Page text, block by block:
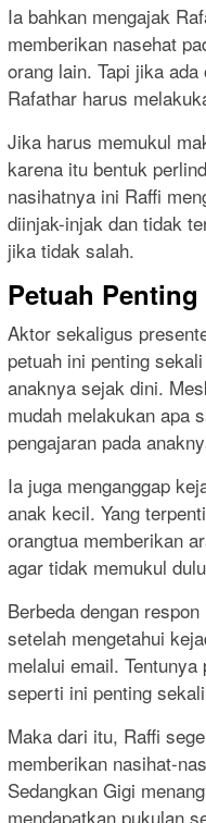
Ia bahkan mengajak
memberikan nasehat
orang lain. Tapi jika
Rafathar harus
Jika harus memukul
karena itu bentuk
nasihatnya ini Raffi
diinjak-injak dan tidak
jika tidak salah.
Petuah
Aktor sekaligus
petuah ini penting
anaknya sejak dini.
mudah melakukan apa
pengajaran pada
Ia juga menganggap
anak kecil. Yang
orangtua memberikan
agar tidak memukul
Berbeda dengan
setelah mengetahui
melalui email.
seperti ini penting
Maka dari itu, Raffi
memberikan nasihat-
Sedangkan Gigi
mendapatkan pukulan